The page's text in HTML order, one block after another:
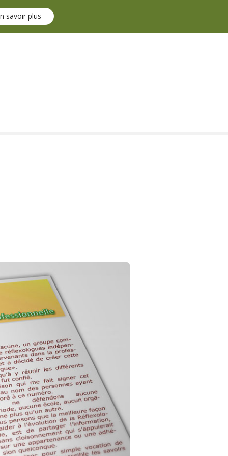
savoir plus